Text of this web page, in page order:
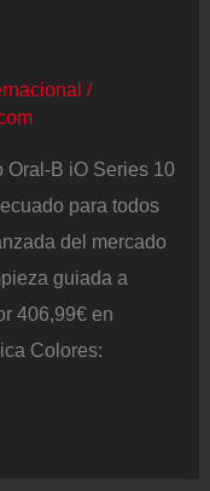
/
Oral-B iO Series 10
para todos
del mercado
guiada a
406,99€ en
Colores: